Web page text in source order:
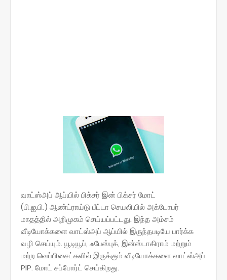
வாட்ஸ்அப் ஆப்யில் பிக்சர் இன் பிக்சர் மோட்
(பி.ஐ.பி.) ஆண்ட்ராய்டு பீட்டா செயலியில் அக்டோபர்
மாதத்தில் அறிமுகம் செய்யப்பட்டது. இந்த அம்சம்
வீடியோக்களை வாட்ஸ்அப் ஆப்யில் இருந்தபடியே பார்க்க
வழி செய்யும். யூடியூப், ஃபேஸ்புக், இன்ஸ்டாகிராம் மற்றும்
மற்ற வெப்பிசைட்களில் இருக்கும் வீடியோக்களை வாட்ஸ்அப்
PIP. மோட் சப்போர்ட் செய்கிறது.